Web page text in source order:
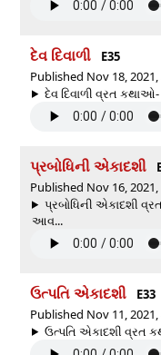
દેવ દિવાળી
E35
Published Nov 18, 2021,
દેવ દિવાળી વ્રત કથાઓ-
પ્રબોધિની એકાદશી
Published Nov 16, 2021,
પ્રબોધિની એકાદશી
આવ...
ઉત્પતિ એકાદશી
E33
Published Nov 11, 2021,
ઉત્પતિ એકાદશી વ્રત